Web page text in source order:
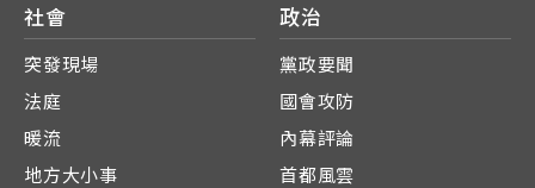
社會
突發現場
法庭
暖流
地方大小事
政治
黨政要聞
國會攻防
內幕評論
首都風雲